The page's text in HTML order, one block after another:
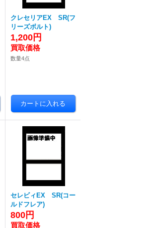
クレセリアEX SR(フ
リーズボルト)
1,200円
数量4点
セレビィEX SR(コー
ルドフレア)
800円